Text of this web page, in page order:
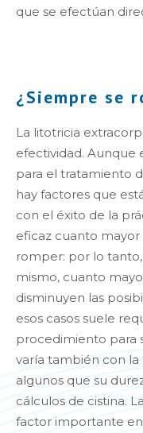
que se efectúan
¿Siempre se
La litotricia
efectividad. Aunque
para el tratamiento
hay factores que
con el éxito de la
eficaz cuanto
romper: por lo
mismo, cuanto
disminuyen las
esos casos suele
procedimiento para
varía también con
algunos que su
cálculos de cistina.
factor importante